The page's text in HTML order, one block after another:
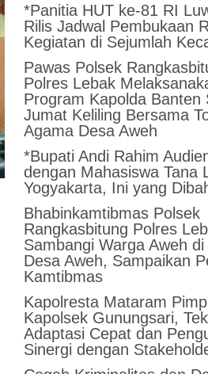
*Panitia HUT ke-81 RI
Rilis Jadwal Pembukaan
Kegiatan di Sejumlah
Pawas Polsek
Polres Lebak
Program Kapolda Banten
Jumat Keliling Bersama
Agama Desa Aweh
*Bupati Andi Rahim
dengan Mahasiswa Tana
Yogyakarta, Ini yang
Bhabinkamtibmas Polsek
Rangkasbitung Polres
Sambangi Warga Aweh
Desa Aweh, Sampaikan
Kamtibmas
Kapolresta Mataram
Kapolsek Gunungsari,
Adaptasi Cepat dan
Sinergi dengan